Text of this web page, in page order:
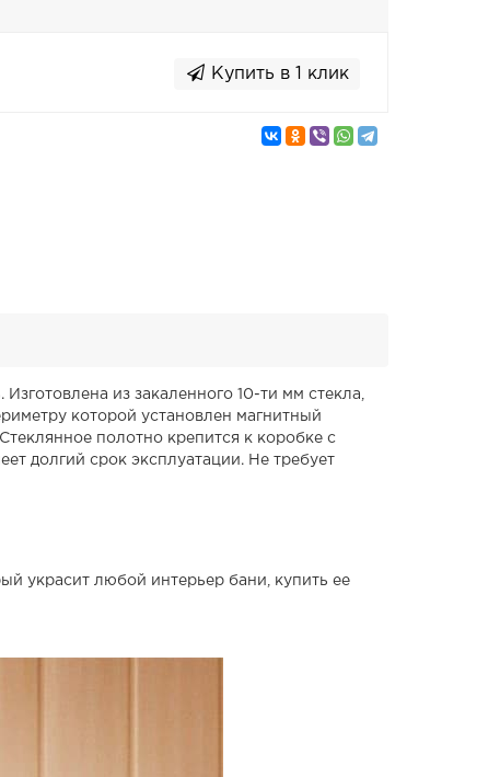
Купить в 1 клик
из закаленного 10-ти мм стекла,
которой установлен магнитный
полотно крепится к коробке с
долгий срок эксплуатации. Не требует
украсит любой интерьер бани, купить ее